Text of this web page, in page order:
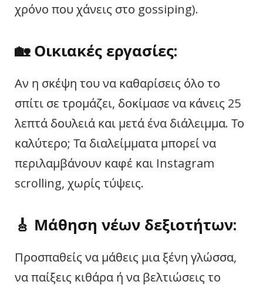
χρόνο που χάνεις στο gossiping).
🏡 Οικιακές εργασίες:
Αν η σκέψη του να καθαρίσεις όλο το
σπίτι σε τρομάζει, δοκίμασε να κάνεις 25
λεπτά δουλειά και μετά ένα διάλειμμα. Το
καλύτερο; Τα διαλείμματα μπορεί να
περιλαμβάνουν καφέ και Instagram
scrolling, χωρίς τύψεις.
🎸 Μάθηση νέων δεξιοτήτων:
Προσπαθείς να μάθεις μια ξένη γλώσσα,
να παίξεις κιθάρα ή να βελτιώσεις το